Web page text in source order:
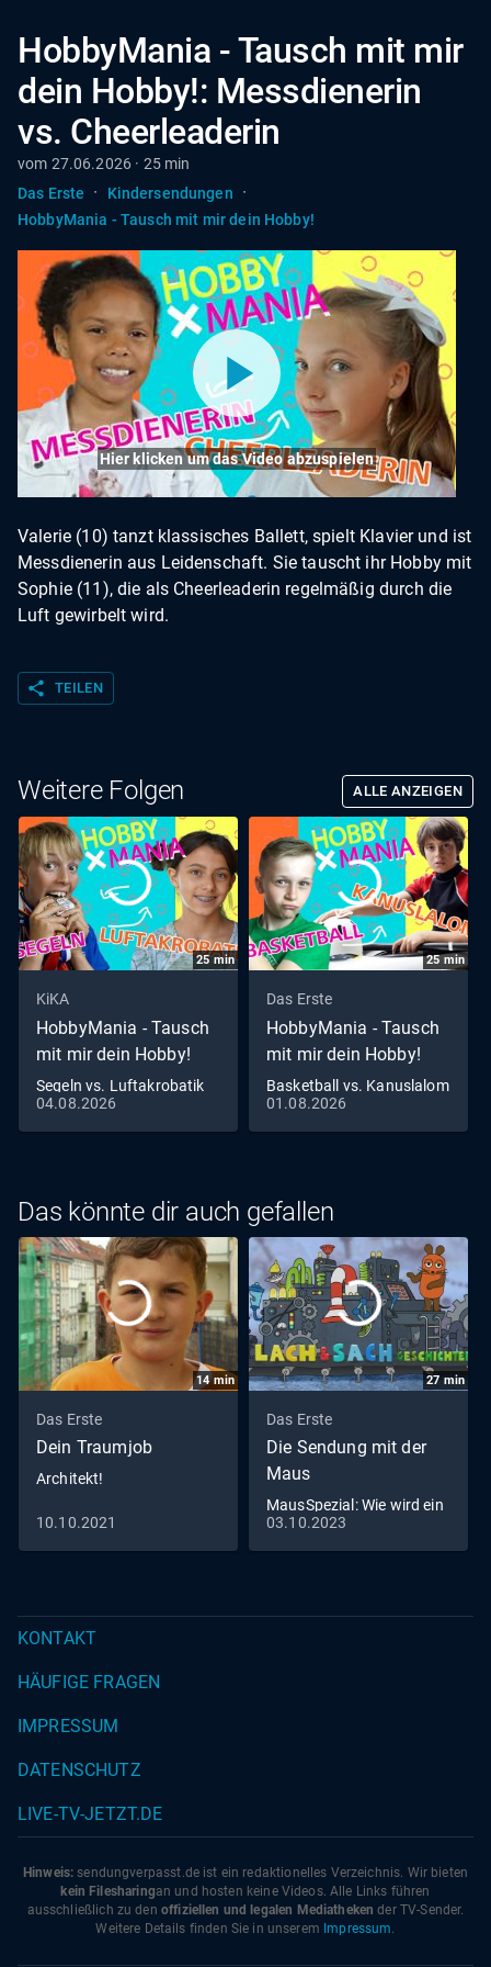
HobbyMania - Tausch mit mir
dein Hobby!: Messdienerin
vs. Cheerleaderin
vom 27.06.2026 · 25 min
Das Erste
· Kindersendungen ·
HobbyMania - Tausch mit mir dein Hobby!
Hier klicken um das Video abzuspielen
Valerie (10) tanzt klassisches Ballett, spielt Klavier und ist
Messdienerin aus Leidenschaft. Sie tauscht ihr Hobby mit
Sophie (11), die als Cheerleaderin regelmäßig durch die
Luft gewirbelt wird.
share TEILEN
Weitere Folgen ALLE ANZEIGEN
25min
KiKA
HobbyMania - Tausch
mit mir dein Hobby!
Segeln vs. Luftakrobatik
04.08.2026
25 min
Das Erste
HobbyMania - Tausch
mit mir dein Hobby!
Basketball vs. Kanuslalom
01.08.2026
Das könnte dir auch gefallen
14min
Das Erste
Dein Traumjob
Architekt!
10.10.2021
27min
Das Erste
Die Sendung mit der
Maus
MausSpezial: Wie wird ein
Feuerwehrauto gebaut?
03.10.2023
KONTAKT
HÄUFIGE FRAGEN
IMPRESSUM
DATENSCHUTZ
LIVE-TV-JETZT.DE
Hinweis: sendungverpasst.de ist ein redaktionelles Verzeichnis. Wir bieten
kein Filesharingan und hosten keine Videos. Alle Links führen
ausschließlich zu den offiziellen und legalen Mediatheken der TV-Sender.
Weitere Details finden Sie in unserem Impressum.